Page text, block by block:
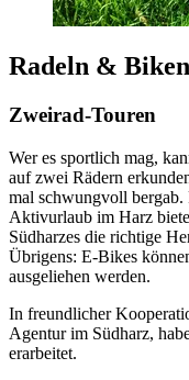
Radeln & Biken
Zweirad-Touren
Wer es sportlich mag,
auf zwei Rädern
mal schwungvoll bergab.
Aktivurlaub im Harz
Südharzes die richtige
Übrigens: E-Bikes
ausgeliehen werden.
In freundlicher
Agentur im Südharz,
erarbeitet.